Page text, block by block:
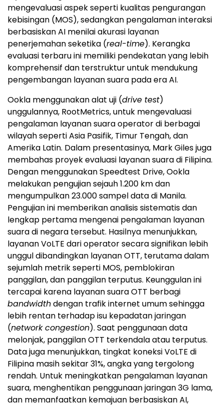
mengevaluasi aspek seperti kualitas pengurangan
kebisingan (MOS), sedangkan pengalaman interaksi
berbasiskan AI menilai akurasi layanan
penerjemahan seketika (real-time). Kerangka
evaluasi terbaru ini memiliki pendekatan yang lebih
komprehensif dan terstruktur untuk mendukung
pengembangan layanan suara pada era AI.
Ookla menggunakan alat uji (drive test)
unggulannya, RootMetrics, untuk mengevaluasi
pengalaman layanan suara operator di berbagai
wilayah seperti Asia Pasifik, Timur Tengah, dan
Amerika Latin. Dalam presentasinya, Mark Giles juga
membahas proyek evaluasi layanan suara di Filipina.
Dengan menggunakan Speedtest Drive, Ookla
melakukan pengujian sejauh 1.200 km dan
mengumpulkan 23.000 sampel data di Manila.
Pengujian ini memberikan analisis sistematis dan
lengkap pertama mengenai pengalaman layanan
suara di negara tersebut. Hasilnya menunjukkan,
layanan VoLTE dari operator secara signifikan lebih
unggul dibandingkan layanan OTT, terutama dalam
sejumlah metrik seperti MOS, pemblokiran
panggilan, dan panggilan terputus. Keunggulan ini
tercapai karena layanan suara OTT berbagi
bandwidthdengan trafik internet umum sehingga
lebih rentan terhadap isu kepadatan jaringan
(network congestion). Saat penggunaan data
melonjak, panggilan OTT terkendala atau terputus.
Data juga menunjukkan, tingkat koneksi VoLTE di
Filipina masih sekitar 31%, angka yang tergolong
rendah. Untuk meningkatkan pengalaman layanan
suara, menghentikan penggunaan jaringan 3G lama,
dan memanfaatkan kemajuan berbasiskan AI,